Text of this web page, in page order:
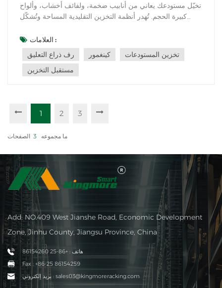
تخيّل مستودعك يعاني من أنابيب ضخمة، ولفائف أخشاب، وألواح
كبيرة الحجم. تُهدر أنظمة التخزين التقليدية المساحة وتُشكّل
مستقبل هذا الحل التخزيني الأساسي؟ هل التصاميم الحالية
جاهزة لمتطلبات الخدمات اللوجستية المستقبلية؟ دعونا
نستكشف التوجهات المس...
العلامات :
رف ذراع التعليق
كينغمور
تخزين المستودعات
مستقبل التخزين
1 2 3
ما مجموعه 3 الصفحات
Add: NO.409 West Jianshe Road, Economic Development
Zone, Jinhu County, Jiangsu Province, China
هاتف : +86-25 86154260
Fax : +86-25 86154259
بريد إلكتروني : sales03@kingmoreracking.com